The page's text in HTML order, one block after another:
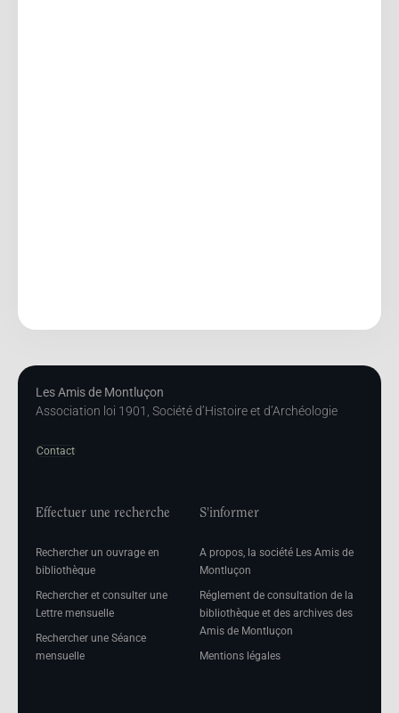
Les Amis de Montluçon
Association loi 1901, Société d’Histoire et d’Archéologie
Contact
Effectuer une recherche
Rechercher un ouvrage en
bibliothèque
Rechercher et consulter une
Lettre mensuelle
Rechercher une Séance
mensuelle
S'informer
A propos, la société Les Amis de
Montluçon
Réglement de consultation de la
bibliothèque et des archives des
Amis de Montluçon
Mentions légales